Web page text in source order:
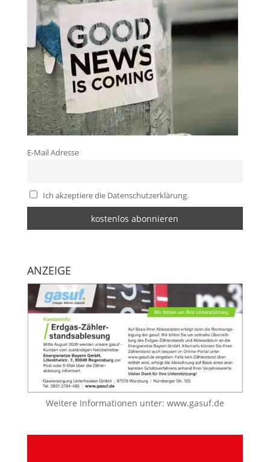
E-Mail Adresse
Ich akzeptiere die Datenschutzerklärung.
ANZEIGE
Weitere Informationen unter: www.gasuf.de